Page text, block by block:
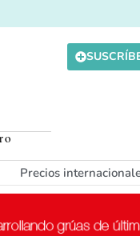
Precios